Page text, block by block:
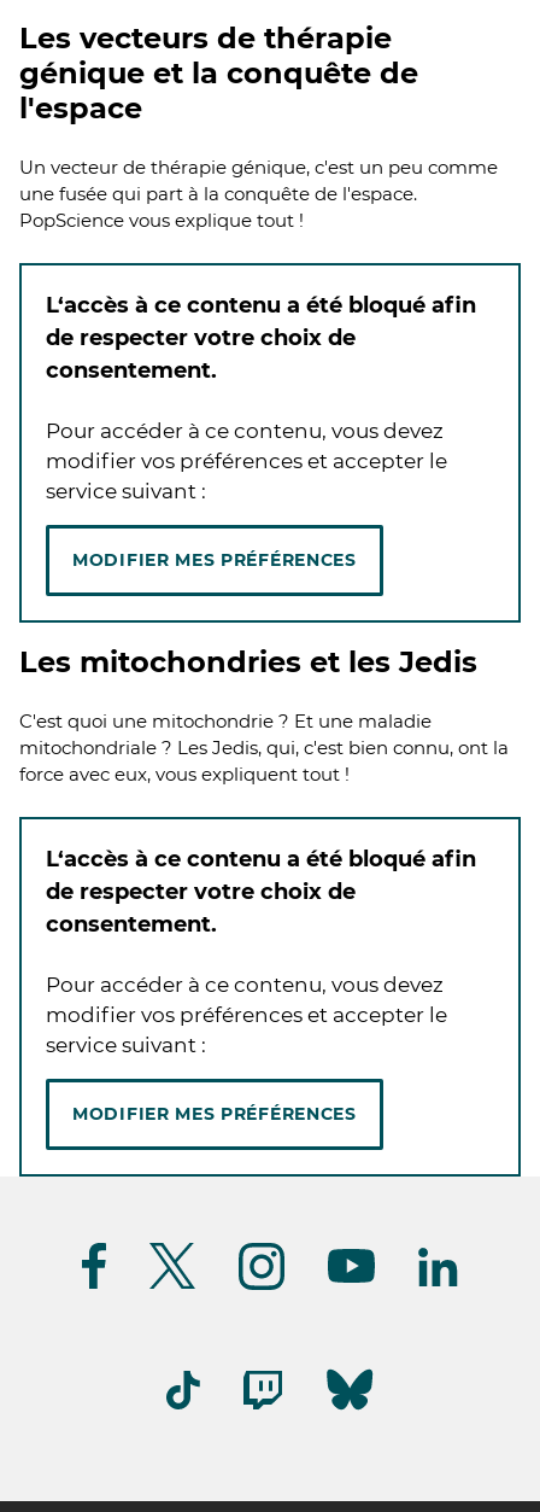
Les vecteurs de thérapie
génique et la conquête de
l'espace
Un vecteur de thérapie génique, c'est un peu comme
une fusée qui part à la conquête de l'espace.
PopScience vous explique tout !
L‘accès à ce contenu a été bloqué afin
de respecter votre choix de
consentement.
Pour accéder à ce contenu, vous devez
modifier vos préférences et accepter le
service suivant :
MODIFIER MES PRÉFÉRENCES
Les mitochondries et les Jedis
C'est quoi une mitochondrie ? Et une maladie
mitochondriale ? Les Jedis, qui, c'est bien connu, ont la
force avec eux, vous expliquent tout !
L‘accès à ce contenu a été bloqué afin
de respecter votre choix de
consentement.
Pour accéder à ce contenu, vous devez
modifier vos préférences et accepter le
service suivant :
MODIFIER MES PRÉFÉRENCES